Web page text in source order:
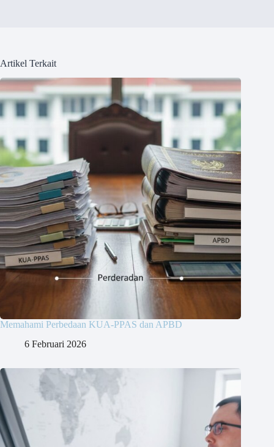
Artikel Terkait
Memahami Perbedaan KUA-PPAS dan APBD
6 Februari 2026